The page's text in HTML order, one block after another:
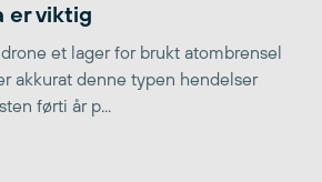
er viktig
et lager for brukt atombrensel
akkurat denne typen hendelser
førti år p...